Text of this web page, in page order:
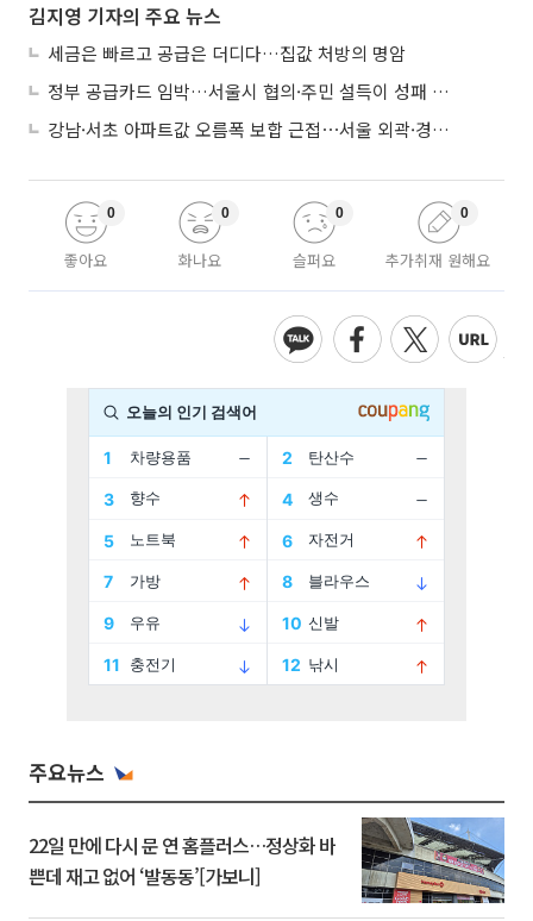
김지영 기자의 주요 뉴스
세금은 빠르고 공급은 더디다…집값 처방의 명암
정부 공급카드 임박…서울시 협의·주민 설득이 성패 가른다
강남·서초 아파트값 오름폭 보합 근접⋯서울 외곽·경기 남부 중심 매수세
좋아요
0
화나요
0
슬퍼요
0
추가취재 원해요
0
주요뉴스
22일 만에 다시 문 연 홈플러스…정상화 바
쁜데 재고 없어 ‘발동동’[가보니]